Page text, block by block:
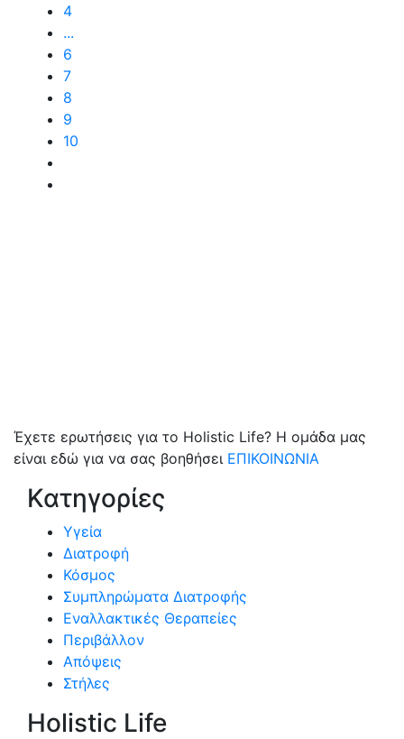
4
...
6
7
8
9
10
Έχετε ερωτήσεις για το Holistic Life? Η ομάδα μας
είναι εδώ για να σας βοηθήσει ΕΠΙΚΟΙΝΩΝΙΑ
Κατηγορίες
Υγεία
Διατροφή
Κόσμος
Συμπληρώματα Διατροφής
Εναλλακτικές Θεραπείες
Περιβάλλον
Απόψεις
Στήλες
Holistic Life